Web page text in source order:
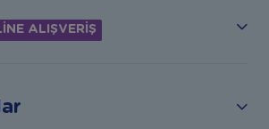
ALIŞVERİŞ